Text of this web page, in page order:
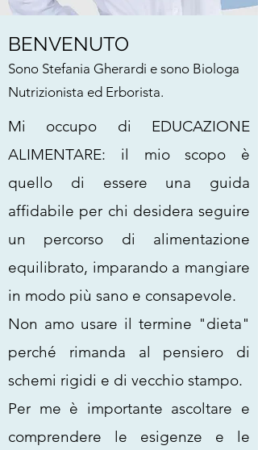
BENVENUTO
Sono Stefania Gherardi e sono Biologa
Nutrizionista ed Erborista.
Mi occupo di EDUCAZIONE
ALIMENTARE: il mio scopo è
quello di essere una guida
affidabile per chi desidera seguire
un percorso di alimentazione
equilibrato, imparando a mangiare
in modo più sano e consapevole.
Non amo usare il termine "dieta"
perché rimanda al pensiero di
schemi rigidi e di vecchio stampo.
Per me è importante ascoltare e
comprendere le esigenze e le